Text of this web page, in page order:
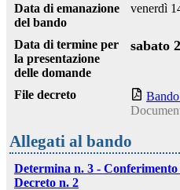
Data di emanazione
del bando
venerdì
Data di termine per
la presentazione
delle domande
sabato
File decreto
Allegati al bando
Determina n. 3 -
Decreto n. 2